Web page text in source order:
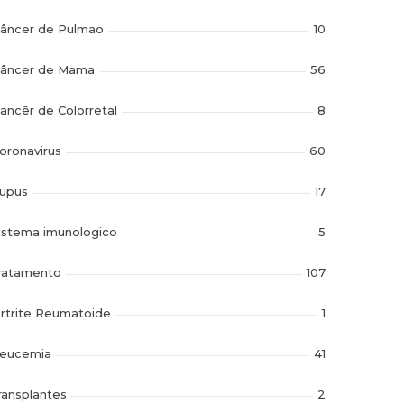
de Pulmao 10
de Mama 56
de Colorretal 8
60
17
imunologico 5
107
Reumatoide 1
41
2